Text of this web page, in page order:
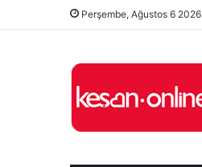
Perşembe, Ağustos 6 2026